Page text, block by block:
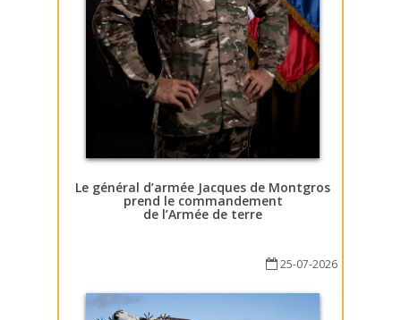
Le général d’armée Jacques de Montgros
prend le commandement
de l’Armée de terre
25-07-2026